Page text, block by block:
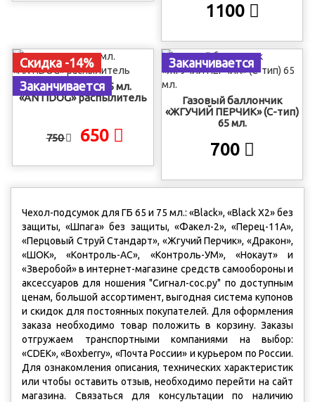
1100
Скидка -14%
Заканчивается
«ZVEРОГОН» 65 мл.
«ANTIDOG» распылитель
750 650
Заканчивается
Газовый баллончик
«ЖГУЧИЙ ПЕРЧИК» (С-тип)
65 мл.
700
Чехол-подсумок для ГБ 65 и 75 мл.: «Black», «Black X2» без
защиты, «Шпага» без защиты, «Факел-2», «Перец-11А»,
«Перцовый Струй Стандарт», «Жгучий Перчик», «Дракон»,
«ШОК», «Контроль-АС», «Контроль-УМ», «Нокаут» и
«Зверобой» в интернет-магазине средств самообороны и
аксессуаров для ношения "Сигнал-сос.ру" по доступным
ценам, большой ассортимент, выгодная система купонов
и скидок для постоянных покупателей. Для оформления
заказа необходимо товар положить в корзину. Заказы
отгружаем транспортными компаниями на выбор:
«CDEK», «Boxberry», «Почта России» и курьером по России.
Для ознакомления описания, технических характеристик
или чтобы оставить отзыв, необходимо перейти на сайт
магазина. Связаться для консультации по наличию